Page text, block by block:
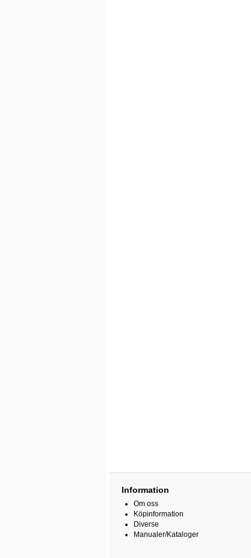
Information
Om oss
Köpinformation
Diverse
Manualer/Kataloger